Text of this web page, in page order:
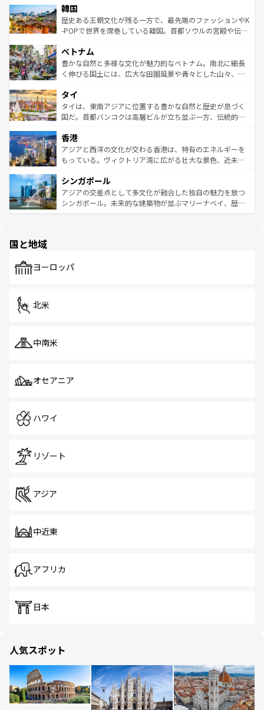
はコンテンツ一覧
いる。アクティビティも充実しており、サーフィンやダイ
ビング、ハイキングなど、アウトドア好きにはたまらな
い。オーストラリアの多彩な魅力を存分に味わいつくそ
参照してほしい。
ン）、静ひつな山岳地帯である台湾東部など、都市の喧騒
と山間の静けさが共存しており、訪れる人に新しい発見と
驚きをもたらしてくれる。また、奥深い台湾の食文化も魅
容にもいいと評判のスイーツなど、バラエティ豊かな料理
が味わえる。 なお、新着の台湾情報は コンテンツ一覧を参
照してほしい。
韓国
歴史ある王朝文化が残る一方で、最先端のファッションやK
-POPで世界を席巻している韓国。首都ソウルの宮殿や伝統
き、地方に足を延ばせば四季折々の自然美を楽しむことが
できる。そして、キムチや焼肉、絶品のストリートフード
まで、さまざまな韓国料理が待っている。夜には、韓国な
リティに包まれながら、韓国の多彩な魅力を心ゆくまで味
わってみてほしい。 なお、新着の韓国情報はコンテンツ一
覧を参照してほしい。
ベトナム
豊かな自然と多様な文化が魅力的なベトナム。南北に細長
く伸びる国土には、広大な田園風景や青々とした山々、世
急速な発展と共に伝統が息づく。ハノイの古い町並みやホ
ーチミン市のフランス統治時代の建物も、独特の雰囲気を
醸し出している。また、バラエティの豊かさとおいしさで
とつ。フォーやバインミー、ベトナムコーヒーなどは、ぜ
ひ現地で味わいたい。どの地域を訪れてもあたたかい人々
が旅行者を迎えてくれるので、きっと忘れられない旅にな
参照してほしい。
タイ
タイは、東南アジアに位置する豊かな自然と歴史が息づく
国だ。首都バンコクは高層ビルが立ち並ぶ一方、伝統的な
の活気が交差している。北部ではチェンマイなどの山岳地
帯で自然と触れ合い、南部ではプーケットやクラビの美し
いビーチでリゾート気分を楽しむことができる。タイ料理
激する。気候は一年中温暖で、どの季節にも異なる楽しみ
が待っている。親しみやすいタイの人々、仏教を中心とし
た文化、そして多様な観光資源が、訪れる旅人を魅了し続
香港
アジアと西洋の文化が交わる香港は、特有のエネルギーを
もっている。ヴィクトリア湾に広がる壮大な景色、近未来
み、どこを訪れても感動するはず。観光スポットが密集し
ており、効率よく見どころを回れるのも魅力。息をのむよ
うな絶景から文化的な体験まで、香港を存分に楽しみ尽く
シンガポール
アジアの交差点として多文化が融合した独自の魅力を放つ
シンガポール。未来的な建築物が並ぶマリーナベイ、歴史
で、ホーカーズは地元の風情を楽しめる外せないスポット
国と地域
ヨーロッパ
北米
中南米
オセアニア
ハワイ
リゾート
アジア
中近東
アフリカ
日本
人気スポット